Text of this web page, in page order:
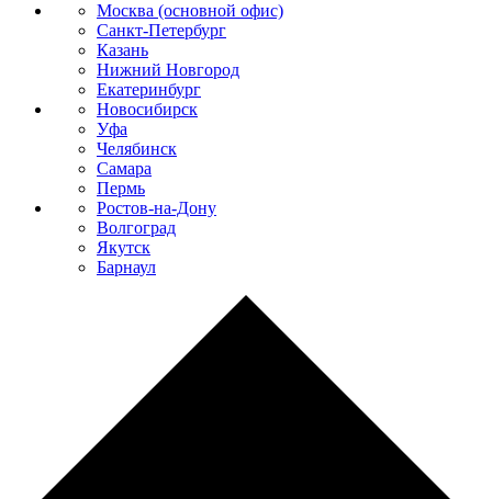
Москва (основной офис)
Санкт-Петербург
Казань
Нижний Новгород
Екатеринбург
Новосибирск
Уфа
Челябинск
Самара
Пермь
Ростов-на-Дону
Волгоград
Якутск
Барнаул